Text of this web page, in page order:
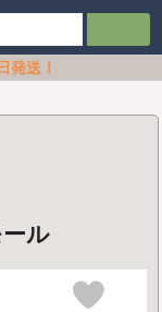
発送！
ル